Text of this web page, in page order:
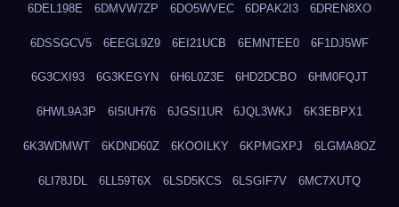
6DEL198E 6DMVW7ZP 6DO5WVEC 6DPAK2I3 6DREN8XO
6DSSGCV5 6EEGL9Z9 6EI21UCB 6EMNTEE0 6F1DJ5WF
6G3CXI93 6G3KEGYN 6H6L0Z3E 6HD2DCBO 6HM0FQJT
6HWL9A3P 6I5IUH76 6JGSI1UR 6JQL3WKJ 6K3EBPX1
6K3WDMWT 6KDND60Z 6KOOILKY 6KPMGXPJ 6LGMA8OZ
6LI78JDL 6LL59T6X 6LSD5KCS 6LSGIF7V 6MC7XUTQ